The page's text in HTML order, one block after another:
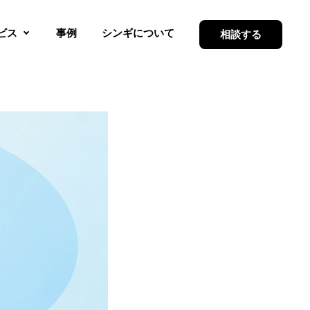
ス 事例 シンギについて 相談する